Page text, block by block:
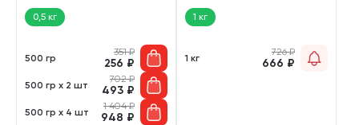
0,5 кг
500 гр
351₽
256 ₽
500 гр х 2 шт
702₽
493 ₽
500 гр х 4 шт
1 404₽
948 ₽
1 кг
1 кг
726₽
666 ₽